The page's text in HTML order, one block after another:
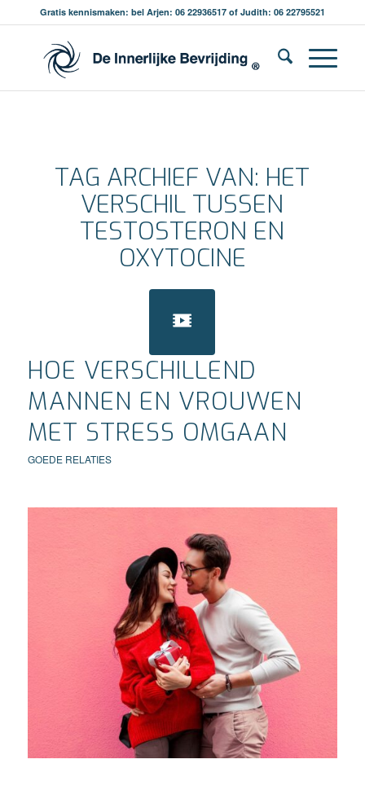
Gratis kennismaken: bel Arjen: 06 22936517 of Judith: 06 22795521
TAG ARCHIEF VAN: HET
VERSCHIL TUSSEN
TESTOSTERON EN
OXYTOCINE
HOE VERSCHILLEND
MANNEN EN VROUWEN
MET STRESS OMGAAN
GOEDE RELATIES